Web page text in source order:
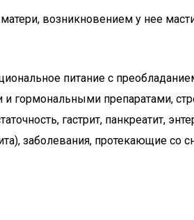
возникновением у нее
питание с
и гормональными препаратами,
гастрит, панкреатит,
заболевания, протекающие со